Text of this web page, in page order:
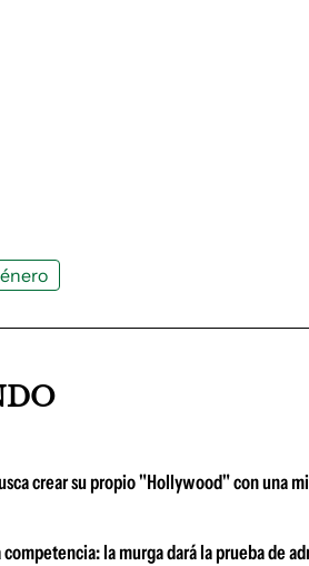
crear su propio "Hollywood" con una
la murga dará la prueba de